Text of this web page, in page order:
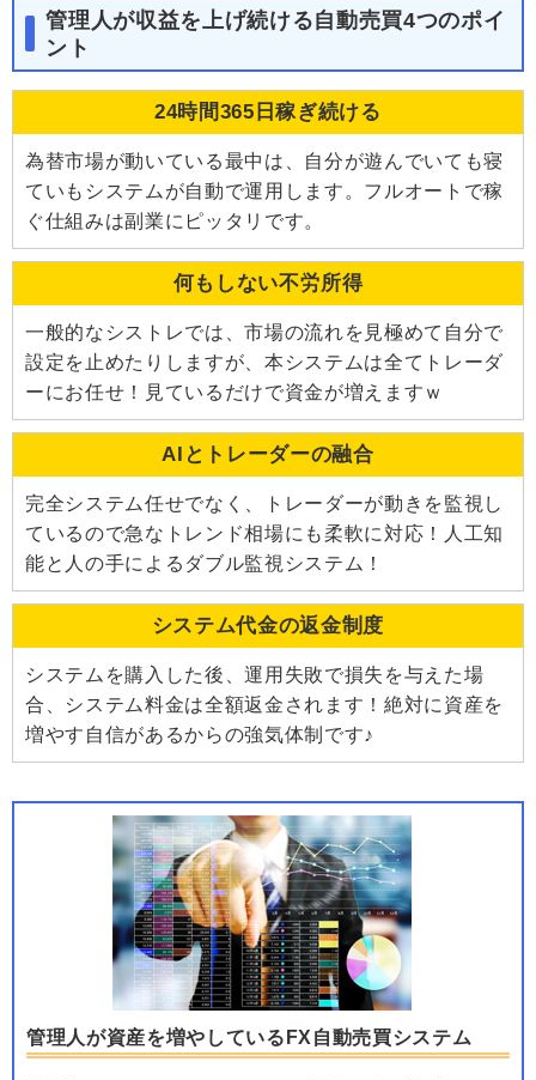
管理人が収益を上げ続ける自動売買4つのポイ
ント
24時間365日稼ぎ続ける
為替市場が動いている最中は、自分が遊んでいても寝
ていもシステムが自動で運用します。フルオートで稼
ぐ仕組みは副業にピッタリです。
何もしない不労所得
一般的なシストレでは、市場の流れを見極めて自分で
設定を止めたりしますが、本システムは全てトレーダ
ーにお任せ！見ているだけで資金が増えますｗ
AIとトレーダーの融合
完全システム任せでなく、トレーダーが動きを監視し
ているので急なトレンド相場にも柔軟に対応！人工知
能と人の手によるダブル監視システム！
システム代金の返金制度
システムを購入した後、運用失敗で損失を与えた場
合、システム料金は全額返金されます！絶対に資産を
増やす自信があるからの強気体制です♪
管理人が資産を増やしているFX自動売買システム